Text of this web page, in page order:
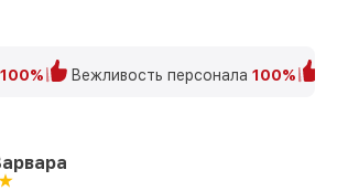
100% Вежливость персонала 100%